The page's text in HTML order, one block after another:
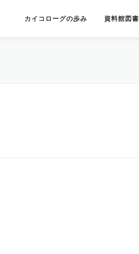
カイコローグの歩み 資料館図書